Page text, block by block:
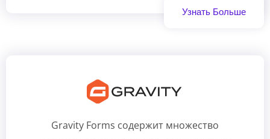
Узнать Больше
Gravity Forms содержит множество